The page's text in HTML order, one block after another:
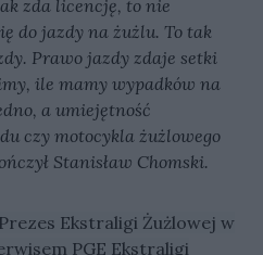
zda licencję, to nie
do jazdy na żużlu. To tak
Prawo jazdy zdaje setki
ile mamy wypadków na
a umiejętność
czy motocykla żużlowego
Stanisław Chomski.
Ekstraligi Żużlowej w
PGE Ekstraligi